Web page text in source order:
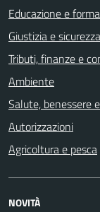
Educazione e
Giustizia e
Tributi, finanze e
Ambiente
Salute, benessere
Autorizzazioni
Agricoltura e pesca
NOVITÀ